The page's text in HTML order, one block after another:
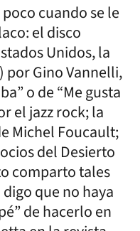
cuando se le
el disco
Unidos, la
Gino Vannelli,
o de “Me gusta
el jazz rock; la
Michel Foucault;
del Desierto
comparto tales
que no haya
de hacerlo en